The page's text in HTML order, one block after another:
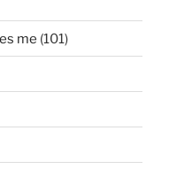
me (101)